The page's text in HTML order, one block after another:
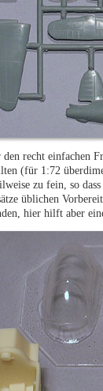
recht einfachen
(für 1:72
zu fein, so
üblichen
hier hilft aber